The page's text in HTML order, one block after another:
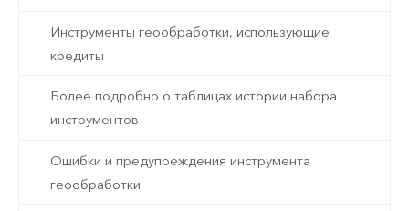
Инструменты геообработки, использующие
кредиты
Более подробно о таблицах истории набора
инструментов
Ошибки и предупреждения инструмента
геообработки